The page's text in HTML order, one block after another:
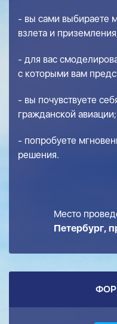
- вы сами выбираете
взлета и
- для вас
с которыми вам
- вы почувствуете
гражданской авиации;
- попробуете
решения.
Место
Петербург,